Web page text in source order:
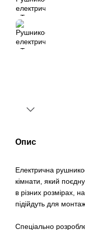
Опис
Електрична
кімнати, який
в різних розмірах,
підійдуть для
Спеціально